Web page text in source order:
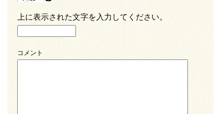
上に表示された文字を入力してください。
コメント